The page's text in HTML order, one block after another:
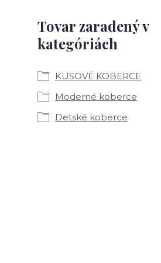
Tovar zaradený v
kategóriách
KUSOVÉ KOBERCE
Moderné koberce
Detské koberce